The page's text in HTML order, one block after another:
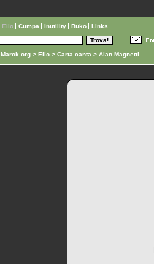
Marok.org > Elio > Carta canta > Alan Magnetti
Elio Cumpa Inutility Buko Links